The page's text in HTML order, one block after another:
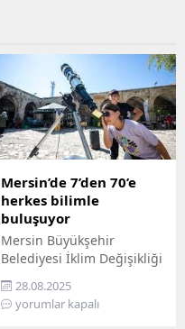
Mersin’de 7’den 70’e
herkes bilimle
buluşuyor
Mersin Büyükşehir
Belediyesi İklim Değişikliği
ve Sıfır Atık Dairesi
Başkanlığı, Mercan 100.
Yıl İklim ve Çevre Bilim
28.08.2025
yorumlar kapalı